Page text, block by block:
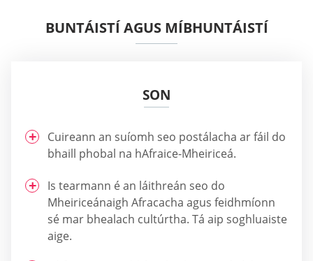
BUNTÁISTÍ AGUS MÍBHUNTÁISTÍ
SON
Cuireann an suíomh seo postálacha ar fáil do
bhaill phobal na hAfraice-Mheiriceá.
Is tearmann é an láithreán seo do
Mheiriceánaigh Afracacha agus feidhmíonn
sé mar bhealach cultúrtha. Tá aip soghluaiste
aige.